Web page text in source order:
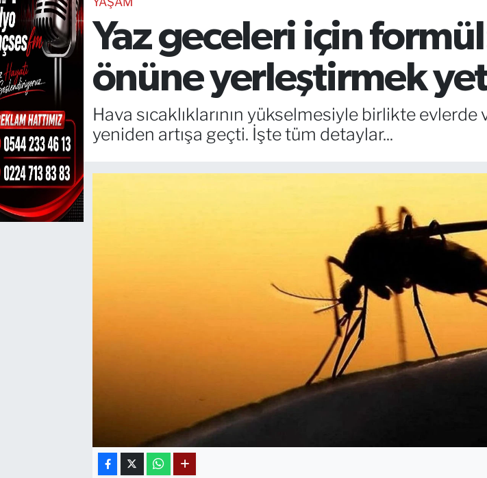
Yaz geceleri için
önüne yerleştirmek
Hava sıcaklıklarının yükselmesiyle birlikte
yeniden artışa geçti. İşte tüm detaylar...
TEKNOLOJİ
CANLI DİNLE
RESMİ İLANLAR
Gencsesfm Canlı Dinle